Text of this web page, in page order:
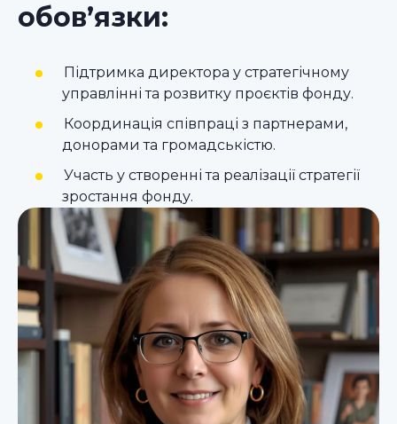
обов’язки:
Підтримка директора у стратегічному
управлінні та розвитку проєктів фонду.
Координація співпраці з партнерами,
донорами та громадськістю.
Участь у створенні та реалізації стратегії
зростання фонду.